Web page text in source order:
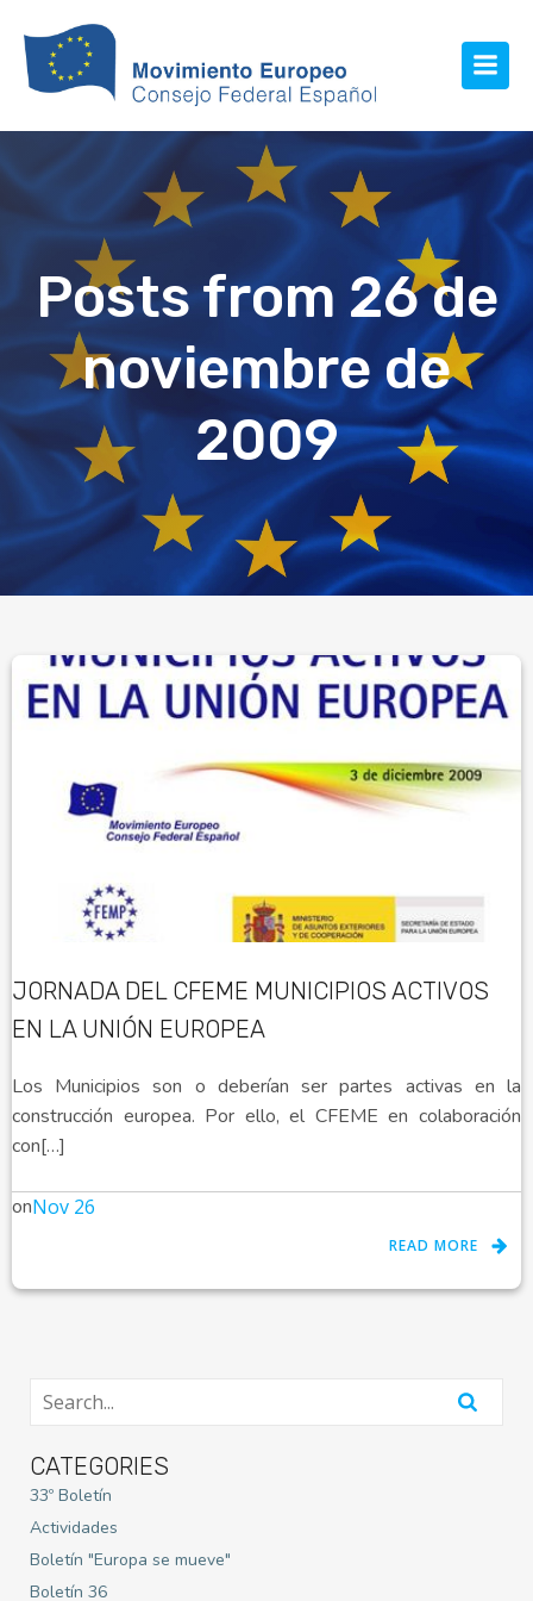
Posts from 26 de
noviembre de
2009
JORNADA DEL CFEME MUNICIPIOS ACTIVOS
EN LA UNIÓN EUROPEA
Los Municipios son o deberían ser partes activas en la
construcción europea. Por ello, el CFEME en colaboración
con[…]
onNov 26
READ MORE
CATEGORIES
33º Boletín
Actividades
Boletín "Europa se mueve"
Boletín 36